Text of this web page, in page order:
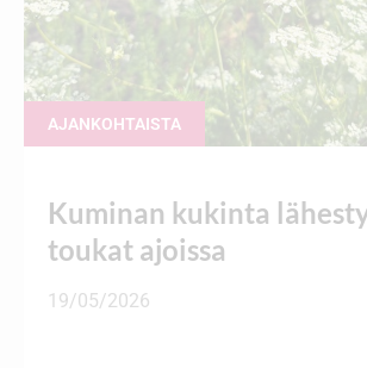
AJANKOHTAISTA
Kuminan kukinta
toukat ajoissa
19/05/2026